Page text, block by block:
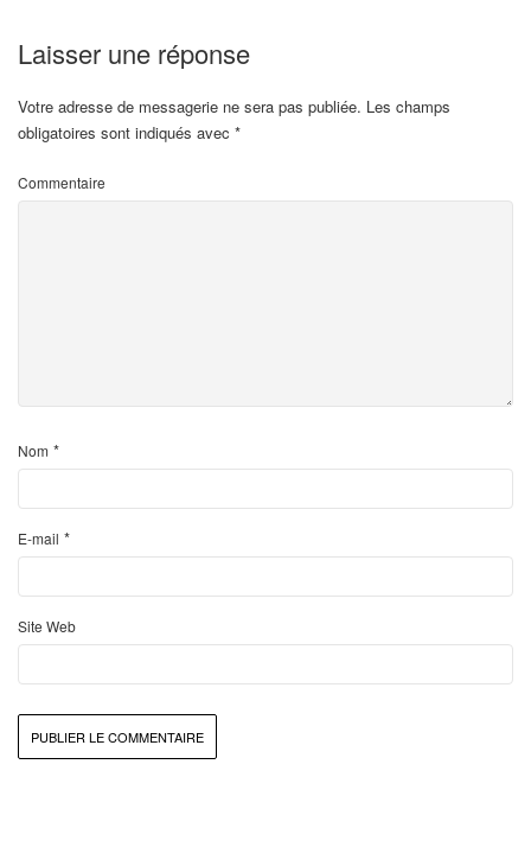
Laisser une réponse
Votre adresse de messagerie ne sera pas publiée. Les champs
obligatoires sont indiqués avec *
Commentaire
Nom *
E-mail *
Site Web